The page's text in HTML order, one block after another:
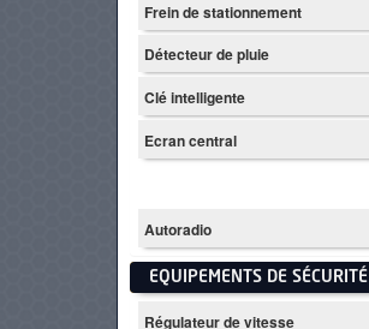
Frein de stationnement
Détecteur de pluie
Clé intelligente
Ecran central
Autoradio
EQUIPEMENTS DE SÉCURITÉ
Régulateur de vitesse